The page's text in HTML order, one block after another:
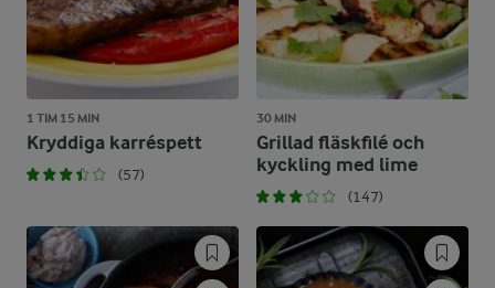
1 TIM 15 MIN
Kryddiga karréspett
(57)
30 MIN
Grillad fläskfilé och
kyckling med lime
(147)